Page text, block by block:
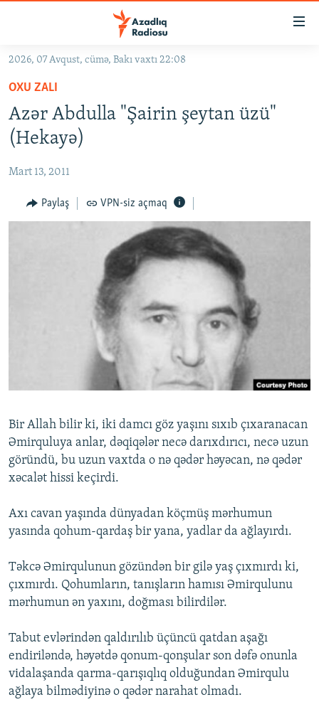
Əsas
qayıt
Əsas
naviqasiyaya
qayıt
KORRUPSIOMETR
#ƏSLINDƏ
FƏRQƏ BAX
QANUNI DOĞRU
AZƏRBAYCAN ƏDƏBIYYATI KITABXANASI
İSLAM VƏ DEMOKRATIYA
İZ - MƏDƏNIYYƏT PROQRAMI
PEŞƏ ETIKASI VƏ JURNALISTIKA STANDARTLARIMIZ
MATERIALLARIMIZDAN ISTIFADƏ
BIZIMLƏ ƏLAQƏ
XƏBƏR BÜLLETENLƏRIMIZ
2026, 07 Avqust, cümə, Bakı vaxtı 22:08
OXU ZALI
Azər Abdulla "Şairin şeytan üzü"
(Hekayə)
Mart 13, 2011
Paylaş VPN-siz açmaq
Bir Allah bilir ki, iki damcı göz yaşını sıxıb çıxaranacan
Əmirquluya anlar, dəqiqələr necə darıxdırıcı, necə uzun
göründü, bu uzun vaxtda o nə qədər həyəcan, nə qədər
xəcalət hissi keçirdi.
Axı cavan yaşında dünyadan köçmüş mərhumun
yasında qohum-qardaş bir yana, yadlar da ağlayırdı.
Təkcə Əmirqulunun gözündən bir gilə yaş çıxmırdı ki,
çıxmırdı. Qohumların, tanışların hamısı Əmirqulunu
mərhumun ən yaxını, doğması bilirdilər.
Tabut evlərindən qaldırılıb üçüncü qatdan aşağı
endiriləndə, həyətdə qonum-qonşular son dəfə onunla
vidalaşanda qarma-qarışıqlıq olduğundan Əmirqulu
ağlaya bilmədiyinə o qədər narahat olmadı.